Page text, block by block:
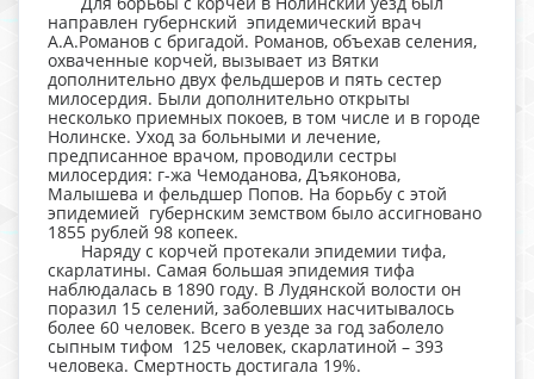
направлен губернский эпидемический врач
А.А.Романов с бригадой. Романов, объехав селения,
охваченные корчей, вызывает из Вятки
дополнительно двух фельдшеров и пять сестер
милосердия. Были дополнительно открыты
несколько приемных покоев, в том числе и в городе
Нолинске. Уход за больными и лечение,
предписанное врачом, проводили сестры
милосердия: г-жа Чемоданова, Дъяконова,
Малышева и фельдшер Попов. На борьбу с этой
эпидемией губернским земством было ассигновано
1855 рублей 98 копеек.
Наряду с корчей протекали эпидемии тифа,
скарлатины. Самая большая эпидемия тифа
наблюдалась в 1890 году. В Лудянской волости он
поразил 15 селений, заболевших насчитывалось
более 60 человек. Всего в уезде за год заболело
сыпным тифом 125 человек, скарлатиной – 393
человека. Смертность достигала 19%.